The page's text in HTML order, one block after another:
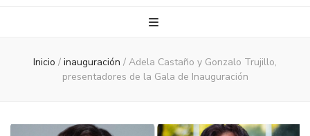
Inicio / inauguración / Adela Castaño y Gonzalo Trujillo,
presentadores de la Gala de Inauguración